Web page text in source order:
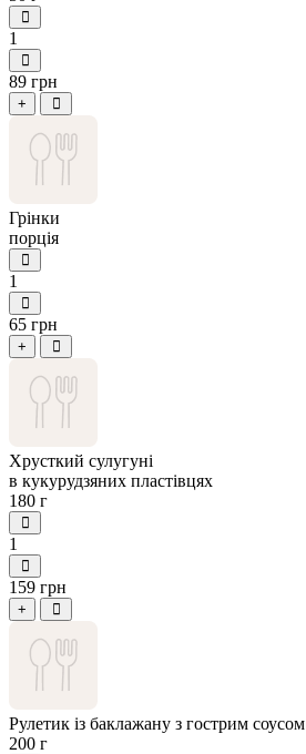
1
89 грн
+
Грінки
порція
1
65 грн
+
Хрусткий сулугуні
в кукурудзяних пластівцях
180 г
1
159 грн
+
Рулетик із баклажану з гострим соусом
200 г